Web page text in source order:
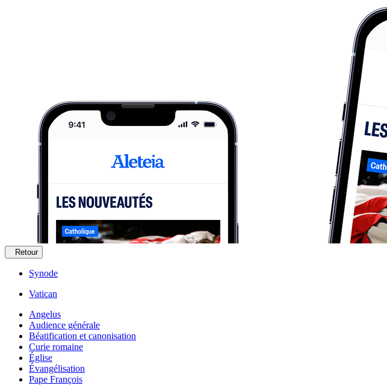
Retour
Synode
Vatican
Angelus
Audience générale
Béatification et canonisation
Curie romaine
Église
Évangélisation
Pape François